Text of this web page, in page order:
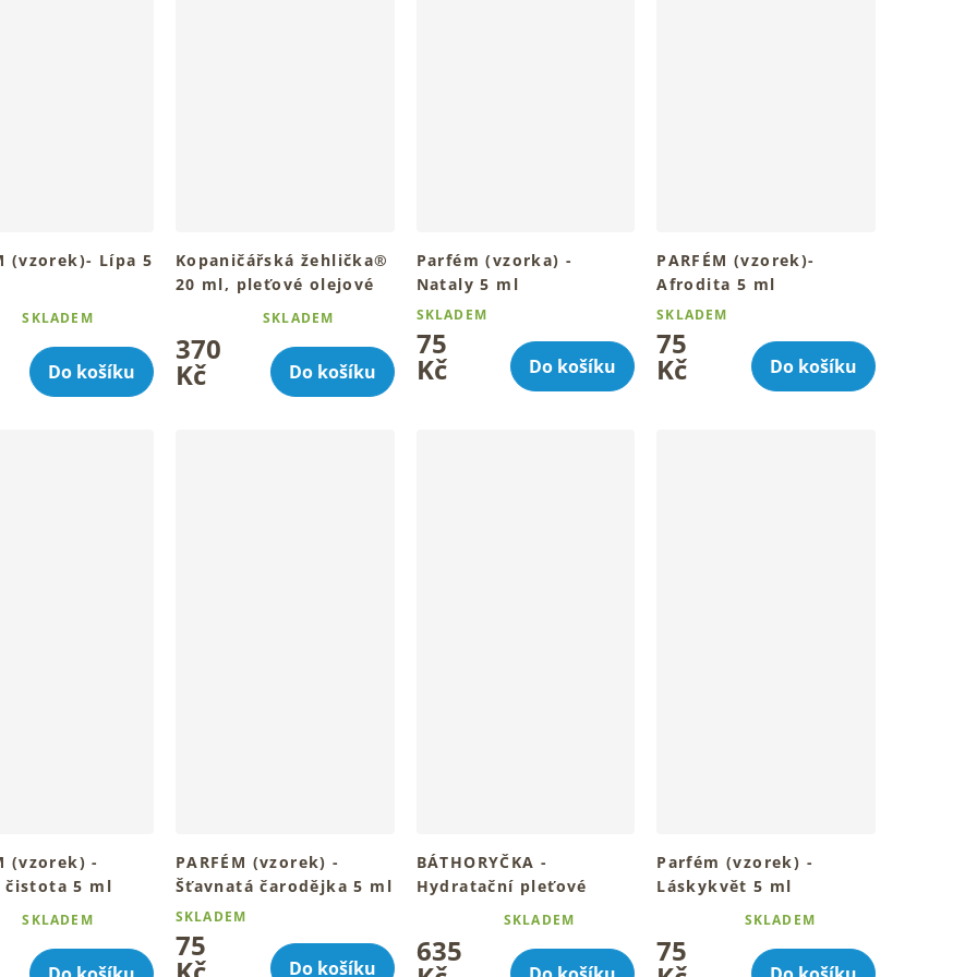
(vzorek)- Lípa 5
SKLADEM
Do košíku
Kopaničářská žehlička®
20 ml, pleťové olejové
hebkou pleť
hodnocení
produktu
je
SKLADEM
370
Kč Do košíku
Parfém (vzorka) -
Nataly 5 ml
SKLADEM
75
Kč Do košíku
PARFÉM (vzorek)-
Afrodita 5 ml
SKLADEM
75
Kč Do košíku
(vzorek) -
čistota 5 ml
SKLADEM
PARFÉM (vzorek) -
Šťavnatá čarodějka 5 ml
SKLADEM
75
Do košíku
BÁTHORYČKA -
Hydratační pleťové
sérum 30 ml
rozzářenou pleť
hodnocení
produktu
SKLADEM
635
Parfém (vzorek) -
Láskykvět 5 ml
hodnocení
produktu
SKLADEM
75